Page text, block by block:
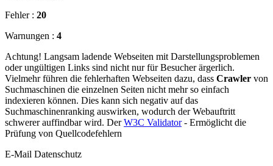
Fehler : 20
Warnungen : 4
Achtung! Langsam ladende Webseiten mit Darstellungsproblemen
oder ungültigen Links sind nicht nur für Besucher ärgerlich.
Vielmehr führen die fehlerhaften Webseiten dazu, dass Crawler von
Suchmaschinen die einzelnen Seiten nicht mehr so einfach
indexieren können. Dies kann sich negativ auf das
Suchmaschinenranking auswirken, wodurch der Webauftritt
schwerer auffindbar wird. DerW3C Validator- Ermöglicht die
Prüfung von Quellcodefehlern
E-Mail Datenschutz